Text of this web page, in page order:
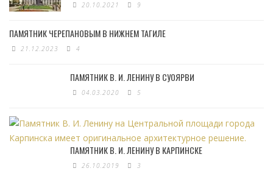
20.10.2021 9
ПАМЯТНИК ЧЕРЕПАНОВЫМ В НИЖНЕМ ТАГИЛЕ
21.12.2023 4
ПАМЯТНИК В. И. ЛЕНИНУ В СУОЯРВИ
04.03.2020 5
ПАМЯТНИК В. И. ЛЕНИНУ В КАРПИНСКЕ
26.10.2019 3